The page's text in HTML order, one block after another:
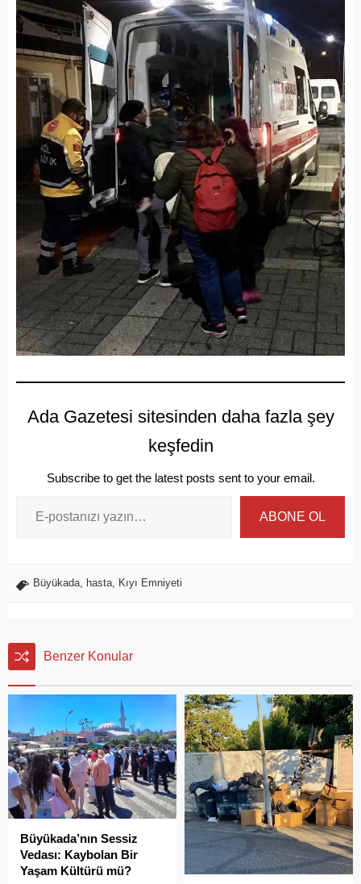
Ada Gazetesi sitesinden daha fazla şey
keşfedin
Subscribe to get the latest posts sent to your email.
ABONE OL
Büyükada, hasta, Kıyı Emniyeti
Benzer Konular
Büyükada’nın Sessiz
Vedası: Kaybolan Bir
Yaşam Kültürü mü?